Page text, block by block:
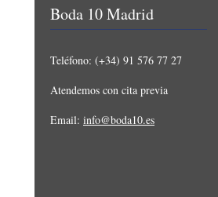
Boda 10 Madrid
Teléfono: (+34) 91 576 77 27
Atendemos con cita previa
Email: info@boda10.es